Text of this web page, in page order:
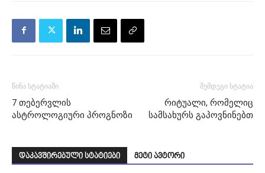
წინა სტატიაში
7 თებერვლის
ასტროლოგიური პროგნოზი
შემდეგი სტატია
რიტუალი, რომელიც
სამსახურს გაპოვნინებთ
დაკავშირებული სტატიები მეტი ავტორი